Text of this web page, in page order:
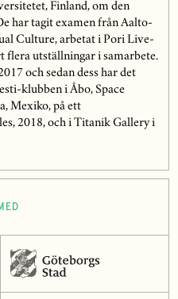
Finland, om den
har tagit examen från Aalto-
Culture, arbetat i Pori Live-
utställningar i samarbete.
och sedan dess har det
klubben i Åbo, Space
Mexiko, på ett
2018, och i Titanik Gallery i